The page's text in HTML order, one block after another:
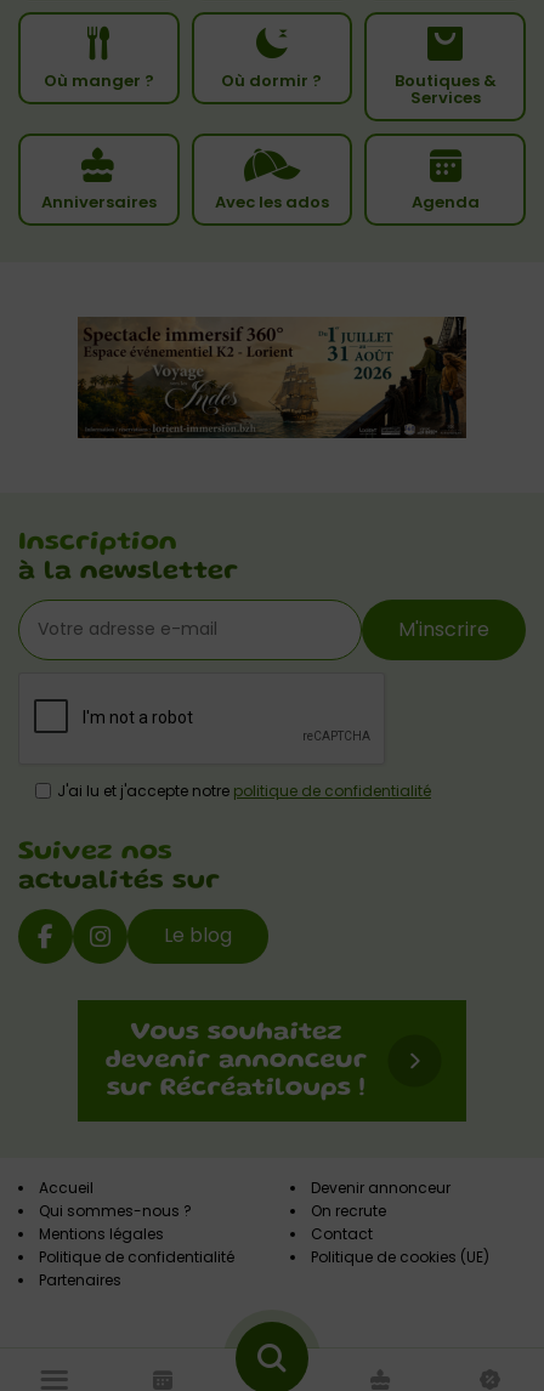
Où manger ? Où dormir ? Boutiques &
Services
Anniversaires Avec les ados Agenda
Inscription
à la newsletter
M'inscrire
J'ai lu et j'accepte notre politique de confidentialité
Suivez nos
actualités sur
Le blog
Accueil
Qui sommes-nous ?
Mentions légales
Politique de confidentialité
Partenaires
Devenir annonceur
On recrute
Contact
Politique de cookies (UE)